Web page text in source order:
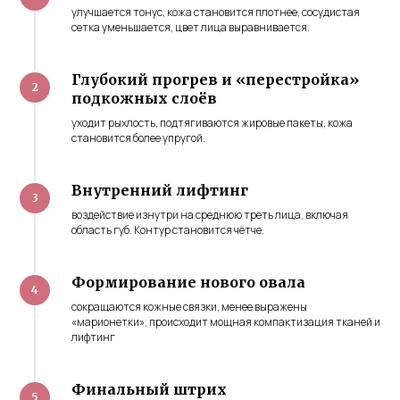
улучшается тонус, кожа становится плотнее, сосудистая
сетка уменьшается, цвет лица выравнивается.
Глубокий прогрев и «перестройка»
подкожных слоёв
уходит рыхлость, подтягиваются жировые пакеты, кожа
становится более упругой.
Внутренний лифтинг
воздействие изнутри на среднюю треть лица, включая
область губ. Контур становится чётче.
Формирование нового овала
сокращаются кожные связки, менее выражены
«марионетки», происходит мощная компактизация тканей и
лифтинг
Финальный штрих
120 минут — и вы начнёте
возвращаться к себе
Готовы увидеть
своё лицо —
свежее, чётче,
моложе?